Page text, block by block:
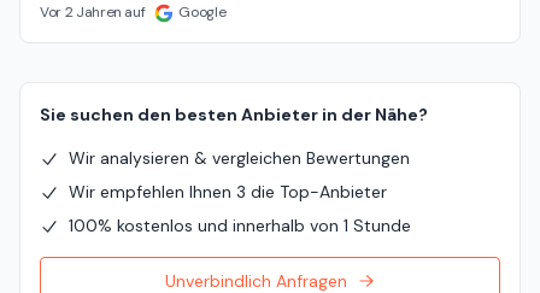
Vor 2 Jahren auf Google
Sie suchen den besten Anbieter in der Nähe?
Wir analysieren & vergleichen Bewertungen
Wir empfehlen Ihnen 3 die Top-Anbieter
100% kostenlos und innerhalb von 1 Stunde
Unverbindlich Anfragen